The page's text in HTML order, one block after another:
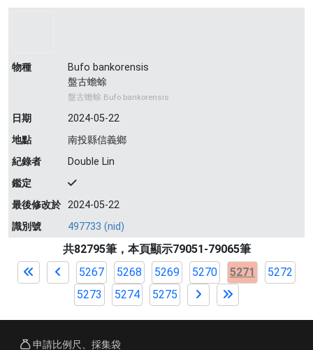
物種
Bufo bankorensis
盤古蟾蜍
盤古蟾蜍 Bufo bankorensis
日期
2024-05-22
地點
南投縣信義鄉
紀錄者
Double Lin
鑑定
最後修改於 2024-05-22
識別號
497733 (nid)
共82795筆，本頁顯示79051-79065筆
5267
5268 5269 5270 5271
5272
5273
5274 5275
申請比例尺、採集袋